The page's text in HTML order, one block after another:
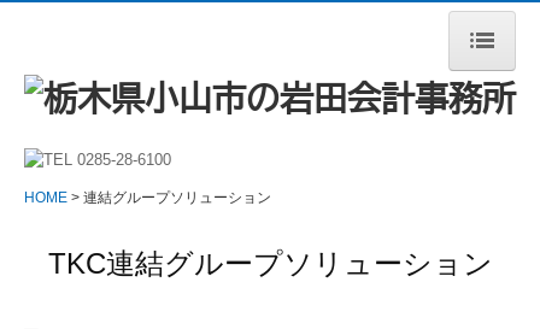
HOME
事務所案内
当事務所の特長
サービス案内
HOME 連結グループソリューション
TKC連結グループソリューション